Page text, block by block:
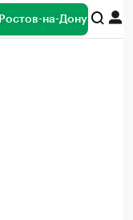
Ростов-на-Дону